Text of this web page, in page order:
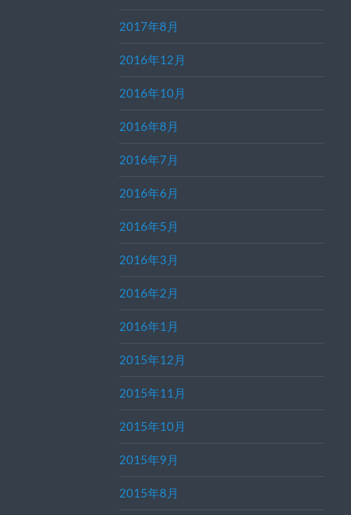
2017年8月
2016年12月
2016年10月
2016年8月
2016年7月
2016年6月
2016年5月
2016年3月
2016年2月
2016年1月
2015年12月
2015年11月
2015年10月
2015年9月
2015年8月